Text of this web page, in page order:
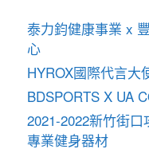
泰力鈞健康事業 x
心
HYROX國際代言大
BDSPORTS X UA
2021-2022新竹街
專業健身器材